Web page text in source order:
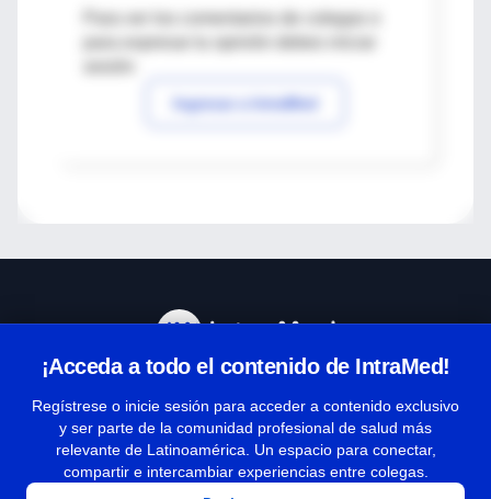
Para ver los comentarios de colegas o
Ingresar a IntraMed
¡Acceda a todo el contenido de IntraMed!
Regístrese o inicie sesión para acceder a contenido exclusivo
y ser parte de la comunidad profesional de salud más
relevante de Latinoamérica. Un espacio para conectar,
compartir e intercambiar experiencias entre colegas.
Términos y condiciones
| Políticas de privacidad